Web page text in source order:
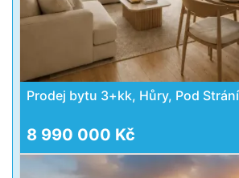
Prodej bytu 3+kk, Hůry, Pod
8 990 000 Kč